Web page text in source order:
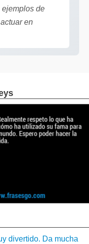
de
en
divertido. Da mucha